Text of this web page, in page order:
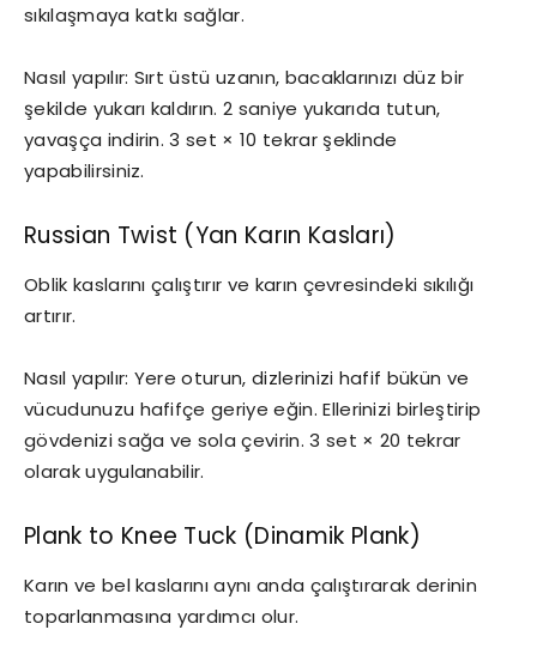
sıkılaşmaya katkı sağlar.
Nasıl yapılır: Sırt üstü uzanın, bacaklarınızı düz bir
şekilde yukarı kaldırın. 2 saniye yukarıda tutun,
yavaşça indirin. 3 set × 10 tekrar şeklinde
yapabilirsiniz.
Russian Twist (Yan Karın Kasları)
Oblik kaslarını çalıştırır ve karın çevresindeki sıkılığı
artırır.
Nasıl yapılır: Yere oturun, dizlerinizi hafif bükün ve
vücudunuzu hafifçe geriye eğin. Ellerinizi birleştirip
gövdenizi sağa ve sola çevirin. 3 set × 20 tekrar
olarak uygulanabilir.
Plank to Knee Tuck (Dinamik Plank)
Karın ve bel kaslarını aynı anda çalıştırarak derinin
toparlanmasına yardımcı olur.